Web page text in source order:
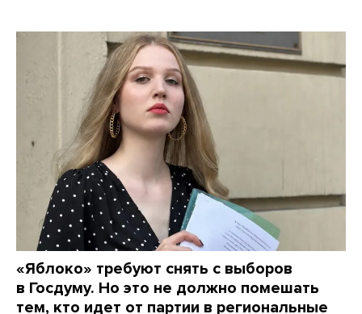
«Яблоко» требуют снять с выборов
в Госдуму. Но это не должно помешать
тем, кто идет от партии в региональные